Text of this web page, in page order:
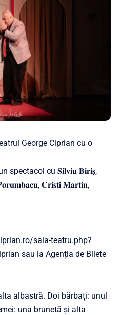
George Ciprian cu o
cu 𝐒𝐢𝐥𝐯𝐢𝐮 𝐁𝐢𝐫𝐢𝐬̦,
𝐂𝐫𝐢𝐬𝐭𝐢 𝐌𝐚𝐫𝐭𝐢𝐧,
sala-teatru.php?
sau la Agenția de Bilete
albastră. Doi bărbați: unul
una brunetă și alta